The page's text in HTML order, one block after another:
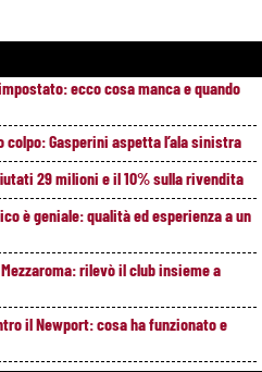
ecco cosa manca e quando
colpo: Gasperini aspetta l’ala sinistra
29 milioni e il 10% sulla rivendita
è geniale: qualità ed esperienza a un
rilevò il club insieme a
il Newport: cosa ha funzionato e